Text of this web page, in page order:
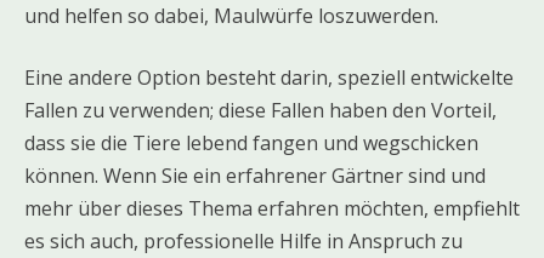
und helfen so dabei, Maulwürfe loszuwerden.
Eine andere Option besteht darin, speziell entwickelte
Fallen zu verwenden; diese Fallen haben den Vorteil,
dass sie die Tiere lebend fangen und wegschicken
können. Wenn Sie ein erfahrener Gärtner sind und
mehr über dieses Thema erfahren möchten, empfiehlt
es sich auch, professionelle Hilfe in Anspruch zu